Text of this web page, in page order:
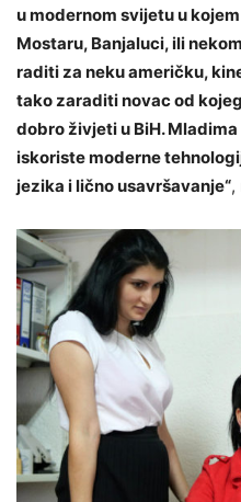
u modernom svijetu u
Mostaru, Banjaluci, ili
raditi za neku američku,
tako zaraditi novac od
dobro živjeti u BiH.
iskoriste moderne
jezika i lično usavršavanje“,